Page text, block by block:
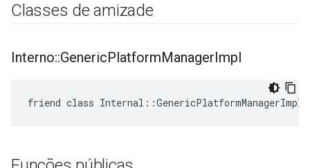
Classes de amizade
Interno::GenericPlatformManagerImpl
friend class Internal::GenericPlatformManagerImpl